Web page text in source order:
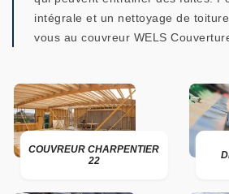
intégrale et un nettoyage de
vous au couvreur WELS
COUVREUR CHARPENTIER
22